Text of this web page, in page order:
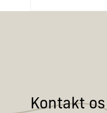
Kontakt